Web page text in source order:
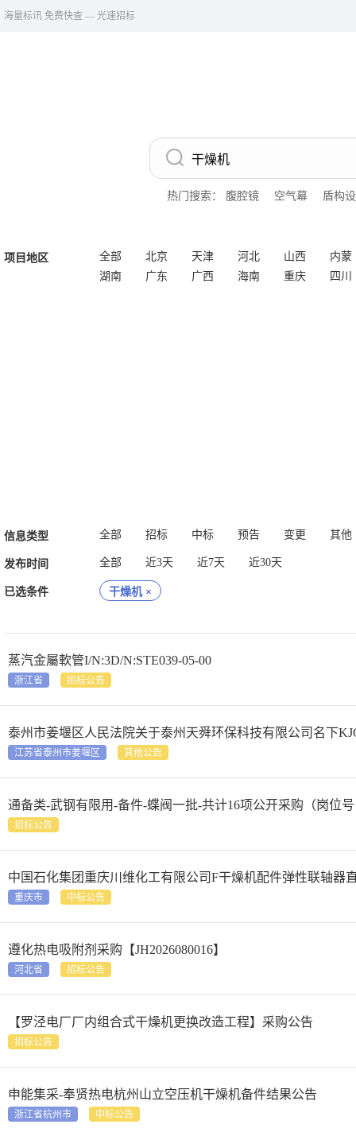
海量标讯 免费快查 — 光速招标
热门搜索： 腹腔镜 空气幕 盾构
项目地区 全部 北京 天津 河北 山西
内蒙
湖南
广东 广西 海南 重庆 四川
信息类型 全部 招标 中标 预告 变更 其他
发布时间 全部 近3天 近7天 近30天
已选条件 干燥机 ×
蒸汽金屬軟管I/N:3D/N:STE039-05-00
浙江省 招标公告
泰州市姜堰区人民法院关于泰州天舜环保科技有限公司名下
江苏省泰州市姜堰区 其他公告
通备类-武钢有限用-备件-蝶阀一批-共计16项公开采购（岗位
招标公告
中国石化集团重庆川维化工有限公司F干燥机配件弹性联轴器
重庆市 中标公告
遵化热电吸附剂采购【JH2026080016】
河北省 招标公告
【罗泾电厂厂内组合式干燥机更换改造工程】采购公告
招标公告
申能集采-奉贤热电杭州山立空压机干燥机备件结果公告
浙江省杭州市 中标公告